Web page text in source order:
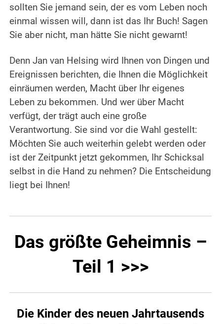
sollten Sie jemand sein, der es vom Leben noch
einmal wissen will, dann ist das Ihr Buch! Sagen
Sie aber nicht, man hätte Sie nicht gewarnt!
Denn Jan van Helsing wird Ihnen von Dingen und
Ereignissen berichten, die Ihnen die Möglichkeit
einräumen werden, Macht über Ihr eigenes
Leben zu bekommen. Und wer über Macht
verfügt, der trägt auch eine große
Verantwortung. Sie sind vor die Wahl gestellt:
Möchten Sie auch weiterhin gelebt werden oder
ist der Zeitpunkt jetzt gekommen, Ihr Schicksal
selbst in die Hand zu nehmen? Die Entscheidung
liegt bei Ihnen!
Das größte Geheimnis –
Teil 1 >>>
Die Kinder des neuen Jahrtausends